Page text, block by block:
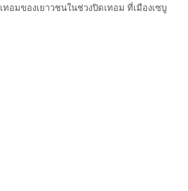
ทอมของเยาวชนในช่วงปิดเทอม ที่เมืองเซบู